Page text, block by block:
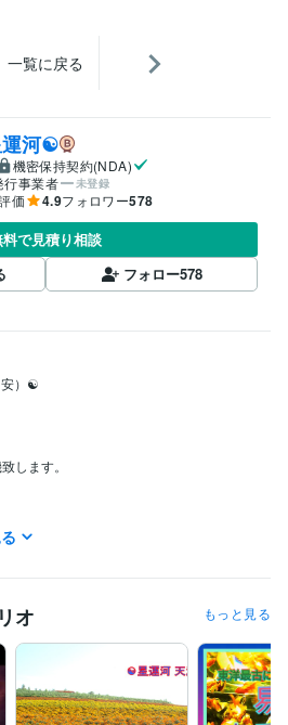
一覧に戻る
河☯
機密保持契約(NDA)
行事業者
未登録
価 4.9フォロワー578
で見積り相談
フォロー578
安）☯
します。
オススメです。
受付です。
いと思います。
らおうかな」と考えて頂けましたら幸い
活、将来、等々　全て易経は網羅してま
オ もっと見る